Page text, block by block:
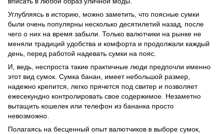
Углубляясь в историю, можно заметить, что поясные сумки
были очень популярны несколько десятилетий назад, после
чего о них на время забыли. Только валютчики на рынке не
меняли традиций удобства и комфорта и продолжали каждый
день, перед работой надевать сумки на пояс.
И, ведь, неспроста такие практичные люди предпочли именно
этот вид сумок. Сумка банан, имеет небольшой размер,
надежно крепится, легко прячется под свитер и позволяет
ежесекундно контролировать свое содержимое. Незаметно
вытащить кошелек или телефон из бананка просто
невозможно.
Полагаясь на бесценный опыт валютчиков в выборе сумок,